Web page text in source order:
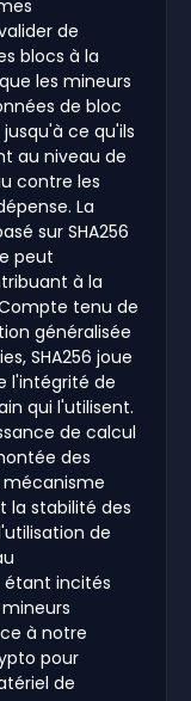
de
blocs à la
les mineurs
de bloc
ce qu'ils
au niveau de
contre les
La
sur SHA256
peut
à la
tenu de
généralisée
SHA256 joue
l'intégrité de
qui l'utilisent.
de calcul
des
mécanisme
la stabilité des
de
incités
à notre
pour
de